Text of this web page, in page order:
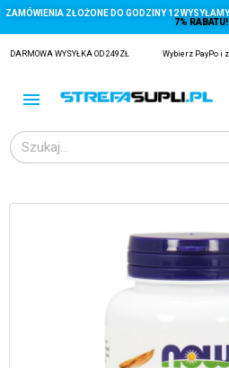
ZAMÓWIENIA ZŁOŻONE DO GODZINY 12
7% RABATU!
DARMOWA WYSYŁKA OD 249ZŁ Wybierz PayPo i